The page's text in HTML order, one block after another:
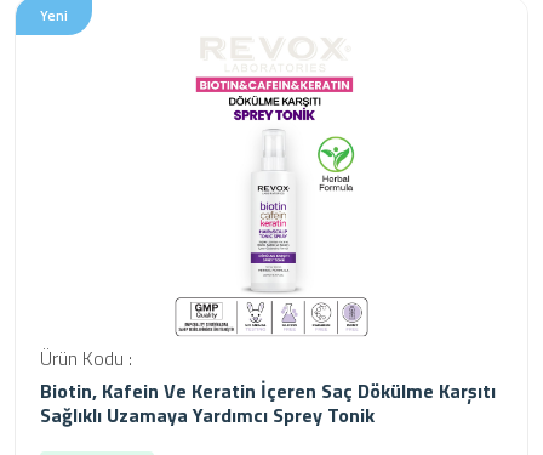
Yeni
Ürün Kodu :
Biotin, Kafein Ve Keratin İçeren Saç Dökülme Karşıtı
Sağlıklı Uzamaya Yardımcı Sprey Tonik